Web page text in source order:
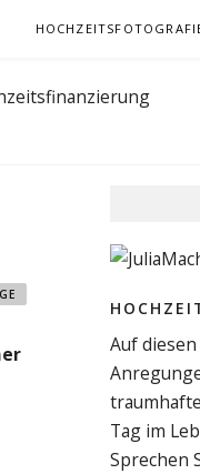
Auf
Tag im
Sprechen